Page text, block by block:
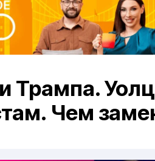
Трампа.
Чем